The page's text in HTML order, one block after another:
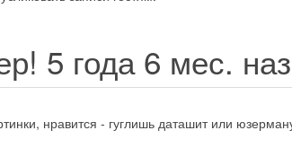
5 года 6 мес.
нравится - гуглишь даташит или